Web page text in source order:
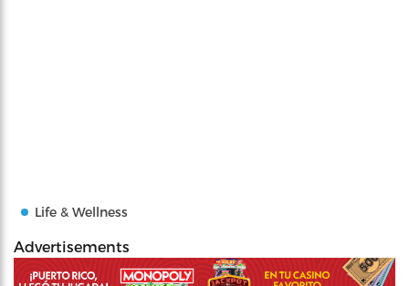
Life & Wellness
Advertisements